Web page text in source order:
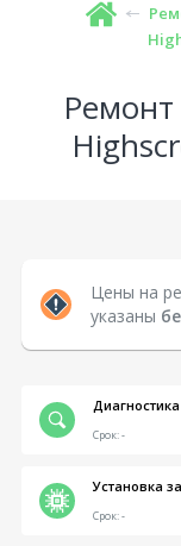
Цены на
указаны
Диагностика
Срок:-
Установка
Срок:-